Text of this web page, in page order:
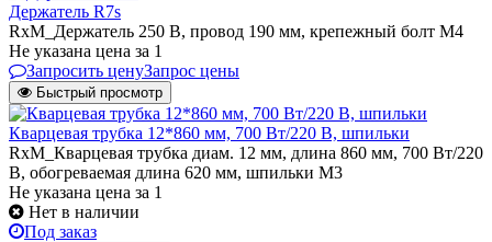
Держатель R7s
RxM_Держатель 250 В, провод 190 мм, крепежный болт М4
Не указана цена за 1
Запросить ценуЗапрос цены
Быстрый просмотр
Кварцевая трубка 12*860 мм, 700 Вт/220 В, шпильки
RxM_Кварцевая трубка диам. 12 мм, длина 860 мм, 700 Вт/220
В, обогреваемая длина 620 мм, шпильки М3
Не указана цена за 1
Нет в наличии
Под заказ